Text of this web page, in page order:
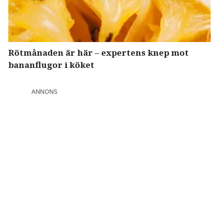
Rötmånaden är här – expertens knep mot
bananflugor i köket
ANNONS